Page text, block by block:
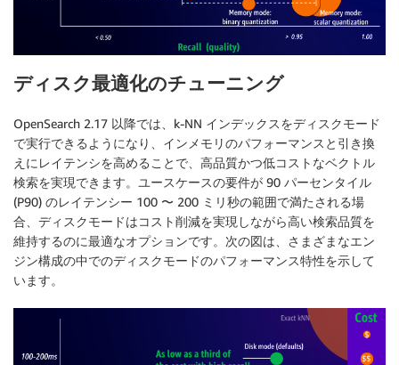
ディスク最適化のチューニング
OpenSearch 2.17 以降では、k-NN インデックスをディスクモード
で実行できるようになり、インメモリのパフォーマンスと引き換
えにレイテンシを高めることで、高品質かつ低コストなベクトル
検索を実現できます。ユースケースの要件が 90 パーセンタイル
(P90) のレイテンシー 100 〜 200 ミリ秒の範囲で満たされる場
合、ディスクモードはコスト削減を実現しながら高い検索品質を
維持するのに最適なオプションです。次の図は、さまざまなエン
ジン構成の中でのディスクモードのパフォーマンス特性を示して
います。